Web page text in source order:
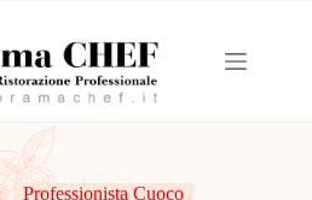
Professionista Cuoco